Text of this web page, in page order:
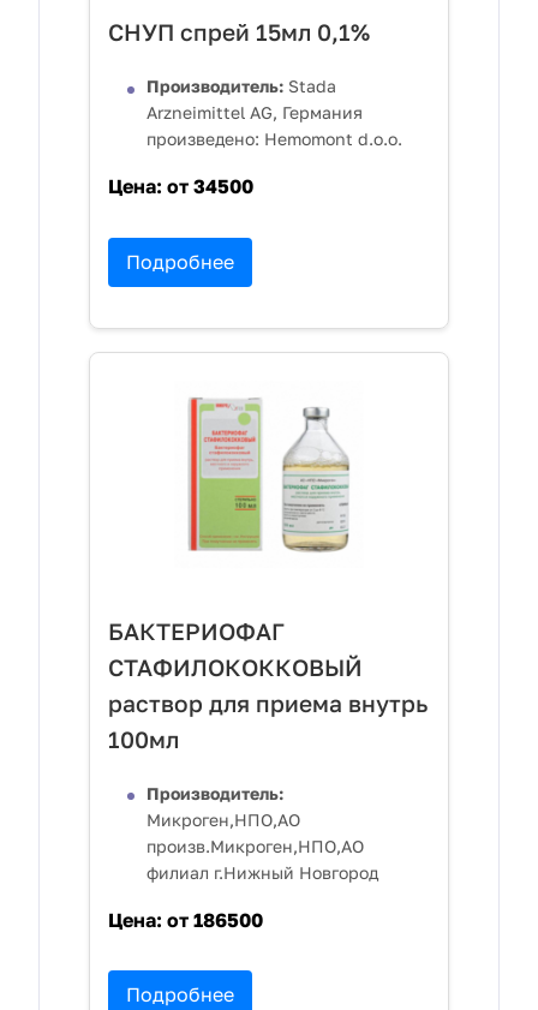
СНУП спрей 15мл 0,1%
Производитель: Stada
Arzneimittel AG, Германия
произведено: Hemomont d.o.o.
Цена: от 34500
Подробнее
БАКТЕРИОФАГ
СТАФИЛОКОККОВЫЙ
раствор для приема внутрь
100мл
Производитель:
Микроген,НПО,АО
произв.Микроген,НПО,АО
филиал г.Нижный Новгород
Цена: от 186500
Подробнее